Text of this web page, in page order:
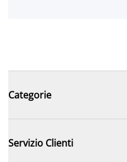
Categorie
Servizio Clienti